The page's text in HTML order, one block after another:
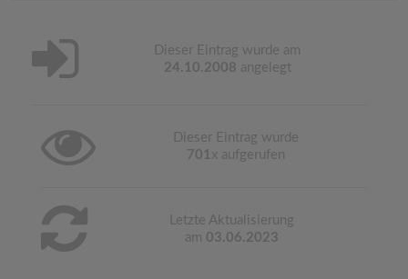
Dieser Eintrag wurde am
24.10.2008 angelegt
Dieser Eintrag wurde
701 x aufgerufen
Letzte Aktualisierung
am 03.06.2023